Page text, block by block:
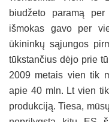
biudžeto paramą
išmokas gavo per
ūkininkų sąjungos
tūkstančius dėjo prie
2009 metais vien tik
apie 40 mln. Lt vien
produkciją. Tiesa,